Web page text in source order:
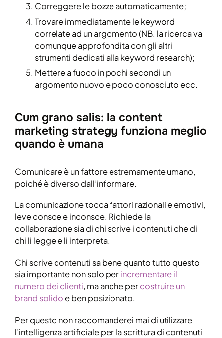
Correggere le bozze automaticamente;
Trovare immediatamente le keyword
correlate ad un argomento (NB. la ricerca va
comunque approfondita con gli altri
strumenti dedicati alla keyword research);
Mettere a fuoco in pochi secondi un
argomento nuovo e poco conosciuto ecc.
Cum grano salis: la content
marketing strategy funziona meglio
quando è umana
Comunicare è un fattore estremamente umano,
poiché è diverso dall’informare.
La comunicazione tocca fattori razionali e emotivi,
leve consce e inconsce. Richiede la
collaborazione sia di chi scrive i contenuti che di
chi li legge e li interpreta.
Chi scrive contenuti sa bene quanto tutto questo
sia importante non solo perincrementare il
numero dei clienti, ma anche percostruire un
brand solido e ben posizionato.
Per questo non raccomanderei mai di utilizzare
l’intelligenza artificiale per la scrittura di contenuti